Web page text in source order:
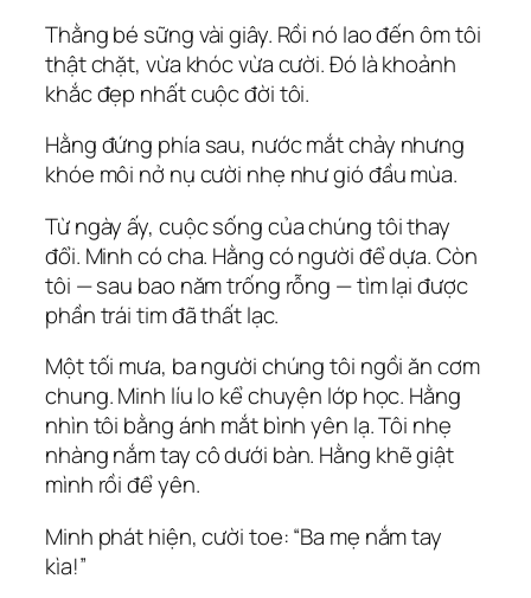
Thằng bé sững vài giây. Rồi nó lao đến ôm tôi
thật chặt, vừa khóc vừa cười. Đó là khoảnh
khắc đẹp nhất cuộc đời tôi.
Hằng đứng phía sau, nước mắt chảy nhưng
khóe môi nở nụ cười nhẹ như gió đầu mùa.
Từ ngày ấy, cuộc sống của chúng tôi thay
đổi. Minh có cha. Hằng có người để dựa. Còn
tôi — sau bao năm trống rỗng — tìm lại được
phần trái tim đã thất lạc.
Một tối mưa, ba người chúng tôi ngồi ăn cơm
chung. Minh líu lo kể chuyện lớp học. Hằng
nhìn tôi bằng ánh mắt bình yên lạ. Tôi nhẹ
nhàng nắm tay cô dưới bàn. Hằng khẽ giật
mình rồi để yên.
Minh phát hiện, cười toe: “Ba mẹ nắm tay
kìa!”